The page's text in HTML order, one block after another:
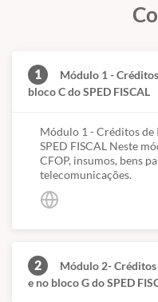
1
Módulo 1 -
bloco C do SPED FISCAL
Módulo 1 - Créditos de
SPED FISCAL Neste
CFOP, insumos, bens
telecomunicações.
2
Módulo 2- Créditos
e no bloco G do SPED